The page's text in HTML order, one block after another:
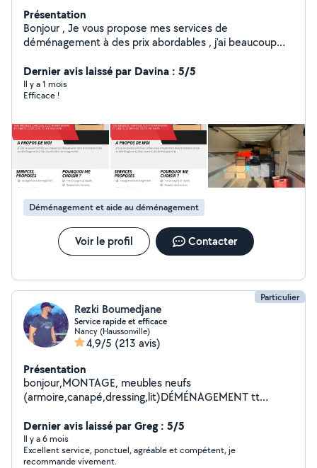
Présentation
Bonjour , Je vous propose mes services de
déménagement à des prix abordables , j'ai beaucoup
n'hésitez pas à me contacter
Dernier avis laissé par Davina : 5/5
Il y a 1 mois
Efficace !
Déménagement et aide au déménagement
Voir le profil Contacter
Particulier
Rezki Boumedjane
Service rapide et efficace
Nancy (Haussonville)
4,9/5 (213 avis)
Présentation
bonjour,MONTAGE, meubles neufs
(armoire,canapé,dressing,lit)DÉMÉNAGEMENT tt
remontage de vos meubles,BRICOLAGE fixation murale
(télé,installation cuisine équipée,lustre et
luminaires,robinetteries)
Dernier avis laissé par Greg : 5/5
Il y a 6 mois
Excellent service, ponctuel, agréable et compétent, je
recommande vivement.